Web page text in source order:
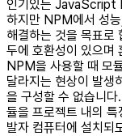
인기있는 JavaScript
하지만 NPM에서 성
해결하는 것을 목표
두에 호환성이 있으며
NPM을 사용할 때 모
달라지는 현상이 발생
을 구성할 수 없습니
듈을 프로젝트 내의
발자 컴퓨터에 설치되